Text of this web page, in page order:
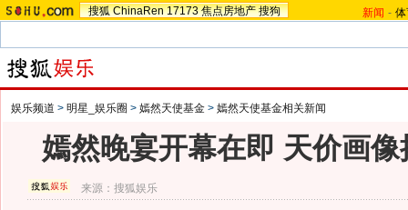
搜狐 ChinaRen 17173 焦点房地产 搜狗 新闻 -
娱乐频道 > 明星_娱乐圈 > 嫣然天使基金 > 嫣然天使基金相关新闻
嫣然晚宴开幕在即 天价画
来源：搜狐娱乐